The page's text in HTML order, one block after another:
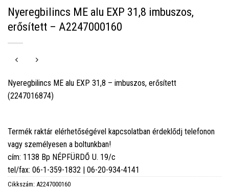
Nyeregbilincs ME alu EXP 31,8 imbuszos,
erősített – A2247000160
Nyeregbilincs ME alu EXP 31,8 – imbuszos, erősített
(2247016874)
Termék raktár elérhetőségével kapcsolatban érdeklődj telefonon
vagy személyesen a boltunkban!
cím: 1138 Bp NÉPFÜRDŐ U. 19/c
tel/fax: 06-1-359-1832 | 06-20-934-4141
Cikkszám: A2247000160